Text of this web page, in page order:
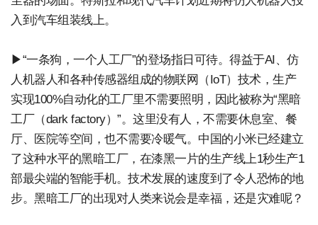
入到汽车组装线上。
▶“一条狗，一个人工厂”的登场指日可待。得益于AI、仿
人机器人和各种传感器组成的物联网（IoT）技术，生产
实现100%自动化的工厂里不需要照明，因此被称为“黑暗
工厂（dark factory）”。这里没有人，不需要休息室、餐
厅、医院等空间，也不需要冷暖气。中国的小米已经建立
了这种水平的黑暗工厂，在漆黑一片的生产线上1秒生产1
部最尖端的智能手机。技术发展的速度到了令人恐怖的地
步。黑暗工厂的出现对人类来说会是幸福，还是灾难呢？